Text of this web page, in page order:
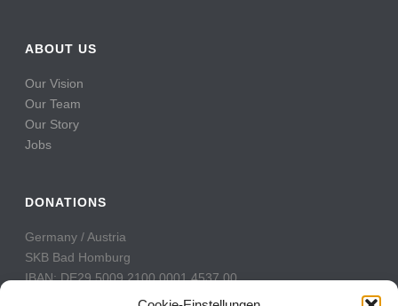
ABOUT US
Our Vision
Our Team
Our Story
Jobs
DONATIONS
Germany / Austria
SKB Bad Homburg
IBAN: DE29 5009 2100 0001 4537 00
BIC: GENODE51BH2